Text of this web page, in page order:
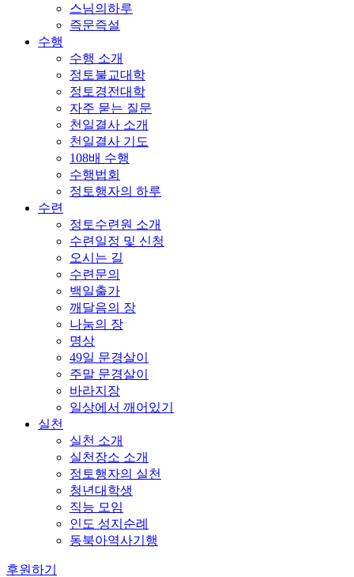
스님의하루
즉문즉설
수행
수행 소개
정토불교대학
정토경전대학
자주 묻는 질문
천일결사 소개
천일결사 기도
108배 수행
수행법회
정토행자의 하루
수련
정토수련원 소개
수련일정 및 신청
오시는 길
수련문의
백일출가
깨달음의 장
나눔의 장
명상
49일 문경살이
주말 문경살이
바라지장
일상에서 깨어있기
실천
실천 소개
실천장소 소개
정토행자의 실천
청년대학생
직능 모임
인도 성지순례
동북아역사기행
후원하기